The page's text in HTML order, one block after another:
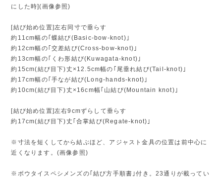
にした時](画像参照)
[結び始め位置]左右同寸で垂らす
約11cm幅の｢蝶結び(Basic-bow-knot)｣
約12cm幅の｢交差結び(Cross-bow-knot)｣
約13cm幅の｢くわ形結び(Kuwagata-knot)｣
約15cm(結び目下)丈×12.5cm幅の｢尾垂れ結び(Tail-knot)｣
約17cm幅の｢手なが結び(Long-hands-knot)｣
約10cm(結び目下)丈×16cm幅｢山結び(Mountain knot)｣
[結び始め位置]左右9cmずらして垂らす
約17cm(結び目下)丈｢合掌結び(Regate-knot)｣
※寸法を短くしてから結ぶほど、アジャスト金具の位置は前中心に
近くなります。(画像参照)
※ボウタイスペシメンズの｢結び方手順書｣付き。23通りが載ってい